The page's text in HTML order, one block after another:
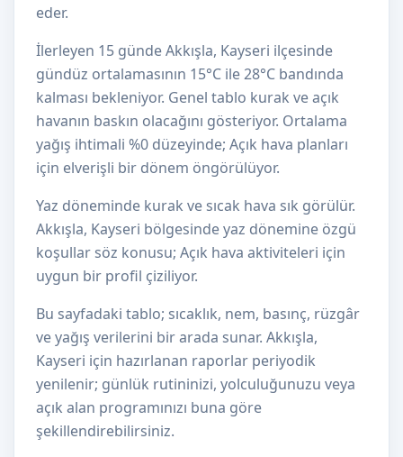
eder.
İlerleyen 15 günde Akkışla, Kayseri ilçesinde
gündüz ortalamasının 15°C ile 28°C bandında
kalması bekleniyor. Genel tablo kurak ve açık
havanın baskın olacağını gösteriyor. Ortalama
yağış ihtimali %0 düzeyinde; Açık hava planları
için elverişli bir dönem öngörülüyor.
Yaz döneminde kurak ve sıcak hava sık görülür.
Akkışla, Kayseri bölgesinde yaz dönemine özgü
koşullar söz konusu; Açık hava aktiviteleri için
uygun bir profil çiziliyor.
Bu sayfadaki tablo; sıcaklık, nem, basınç, rüzgâr
ve yağış verilerini bir arada sunar. Akkışla,
Kayseri için hazırlanan raporlar periyodik
yenilenir; günlük rutininizi, yolculuğunuzu veya
açık alan programınızı buna göre
şekillendirebilirsiniz.